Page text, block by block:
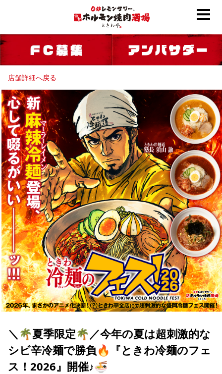
店舗詳細へ戻る
＼🌴夏季限定🌴／今年の夏は超刺激的な
シビ辛冷麺で勝負🔥『ときわ冷麺のフェ
ス！2026』開催♪🍜